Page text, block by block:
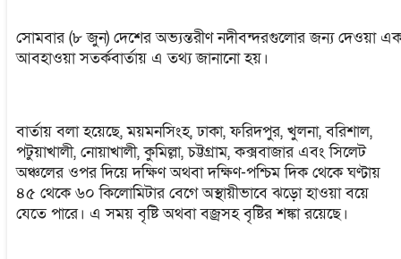
সোমবার (৮ জুন) দেশের অভ্যন্তরীণ নদীবন্দরগুলোর জন্য দেওয়া
আবহাওয়া সতর্কবার্তায় এ তথ্য জানানো হয়।
বার্তায় বলা হয়েছে, ময়মনসিংহ, ঢাকা, ফরিদপুর, খুলনা, বরিশাল,
পটুয়াখালী, নোয়াখালী, কুমিল্লা, চট্টগ্রাম, কক্সবাজার এবং সিলেট
অঞ্চলের ওপর দিয়ে দক্ষিণ অথবা দক্ষিণ-পশ্চিম দিক থেকে ঘণ্টায়
৪৫ থেকে ৬০ কিলোমিটার বেগে অস্থায়ীভাবে ঝড়ো হাওয়া বয়ে
যেতে পারে। এ সময় বৃষ্টি অথবা বজ্রসহ বৃষ্টির শঙ্কা রয়েছে।